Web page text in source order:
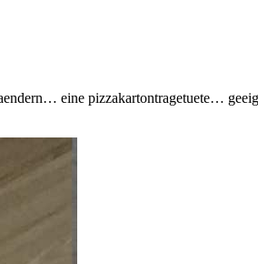
eine pizzakartontragetuete…